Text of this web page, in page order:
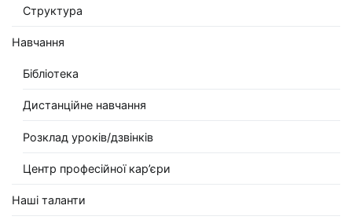
Структура
Навчання
Бібліотека
Дистанційне навчання
Розклад уроків/дзвінків
Центр професійної кар’єри
Наші таланти